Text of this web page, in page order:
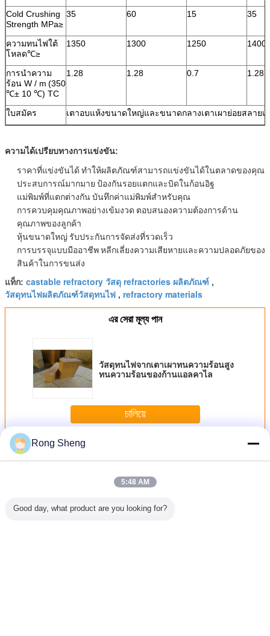
Cold Crushing
Strength MPa≥
35 60 15 35
ความทนไฟใต้
โหลด℃≥
1350 1300 1250 1400
การนำความ
ร้อน W / m (350
℃± 10 ℃) TC
1.28 1.28 0.7 1.28
ใบสมัคร เตาอบแห้งขนาดใหญ่และขนาดกลางเตาเผาย่อยสลายเ
ความได้เปรียบทางการแข่งขัน:
ราคาที่แข่งขันได้ ทำให้ผลิตภัณฑ์สามารถแข่งขันได้ในตลาดของคุณ
ประสบการณ์มากมาย ป้องกันรอยแตกและบิดในก้อนอิฐ
แม่พิมพ์ที่แตกต่างกันบันทึกค่าแม่พิมพ์สำหรับคุณ
การควบคุมคุณภาพอย่างเข้มงวด ตอบสนองความต้องการด้าน
คุณภาพของลูกค้า
หุ้นขนาดใหญ่ รับประกันการจัดส่งที่รวดเร็ว
การบรรจุแบบมืออาชีพหลีกเลี่ยงความเสียหายและความปลอดภัยของ
สินค้าในการขนส่ง
แท็ก: castable refractory วัสดุ refractories ผลิตภัณฑ์ ,
วัสดุทนไฟผลิตภัณฑ์วัสดุทนไฟ , refractory materials
এর সেরা মূল্য পান
วัสดุทนไฟจากเตาเผาทนความร้อนสูง
ทนความร้อนของก้านแอลคาไล
চালিয়ে
มากกว่าผลิตภัณฑ์ทนไฟ
Rong Sheng
5:48 AM
Good day, what product are you looking for?